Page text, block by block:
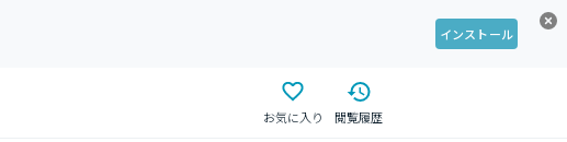
インストール
お気に入り 閲覧履歴